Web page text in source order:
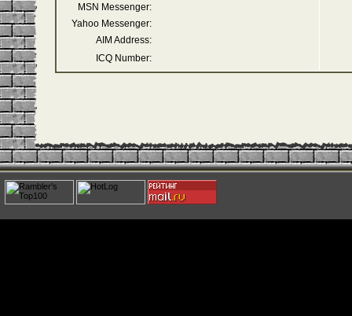
MSN Messenger:
Yahoo Messenger:
AIM Address:
ICQ Number: